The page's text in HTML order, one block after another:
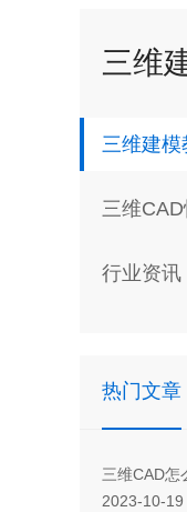
三维
三维建模
三维
行业资讯
热门文章
三维CAD怎
2023-10-19